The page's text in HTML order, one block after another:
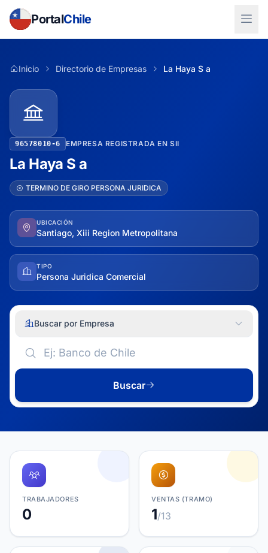
PortalChile
Inicio Directorio de Empresas La Haya S a
96578010-6 EMPRESA REGISTRADA EN SII
La Haya S a
TERMINO DE GIRO PERSONA JURIDICA
UBICACIÓN
Santiago, Xiii Region Metropolitana
TIPO
Persona Juridica Comercial
Buscar por Empresa
Buscar
TRABAJADORES
0
VENTAS (TRAMO)
1/13